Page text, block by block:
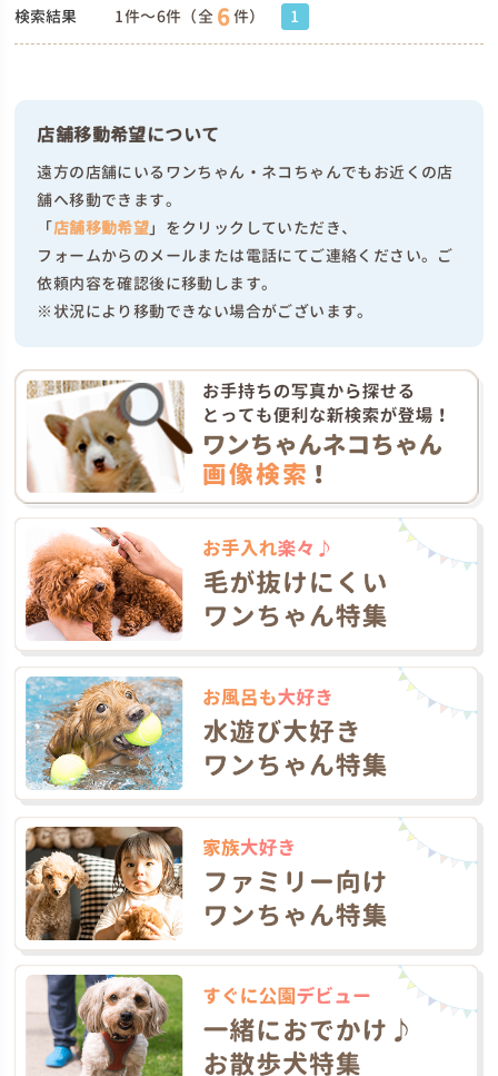
検索結果 1件～6件（全 6件） 1
店舗移動希望について
遠方の店舗にいるワンちゃん・ネコちゃんでもお近くの店
舗へ移動できます。
「店舗移動希望」をクリックしていただき、
フォームからのメールまたは電話にてご連絡ください。ご
依頼内容を確認後に移動します。
※状況により移動できない場合がございます。